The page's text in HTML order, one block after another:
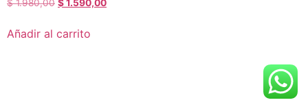
$1.980,00 $1.590,00
Añadir al carrito